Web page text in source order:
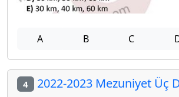
A B C
4 2022-2023 Mezuniyet Üç